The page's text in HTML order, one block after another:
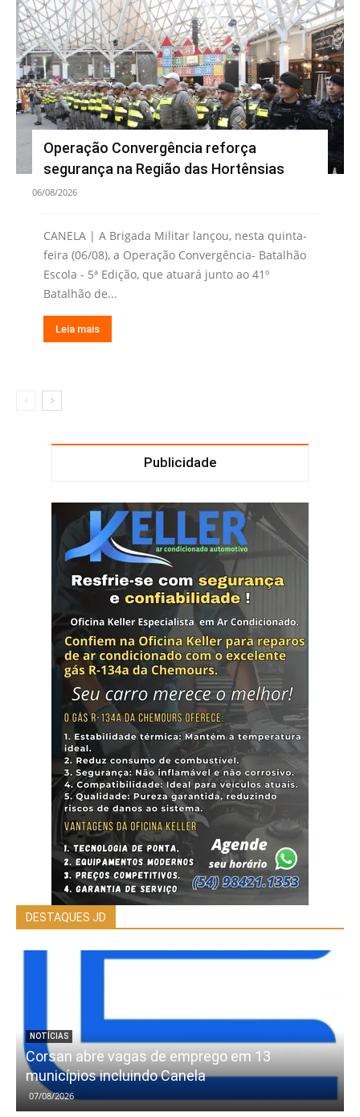
Operação Convergência reforça
segurança na Região das Hortênsias
06/08/2026
CANELA | A Brigada Militar lançou, nesta quinta-
feira (06/08), a Operação Convergência- Batalhão
Escola - 5ª Edição, que atuará junto ao 41º
Batalhão de...
Leia mais
Publicidade
DESTAQUES JD
NOTÍCIAS
Corsan abre vagas de emprego em 13
municípios incluindo Canela
07/08/2026